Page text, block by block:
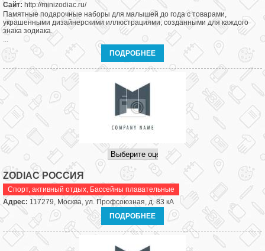
Сайт: http://minizodiac.ru/
Памятные подарочные наборы для малышей до года с товарами,
украшенными дизайнерскими иллюстрациями, созданными для каждого
знака зодиака.
...
ПОДРОБНЕЕ
ZODIAC РОССИЯ
Спорт, активный отдых, Бассейны плавательные
Адрес: 117279, Москва, ул. Профсоюзная, д. 83 кА
ПОДРОБНЕЕ